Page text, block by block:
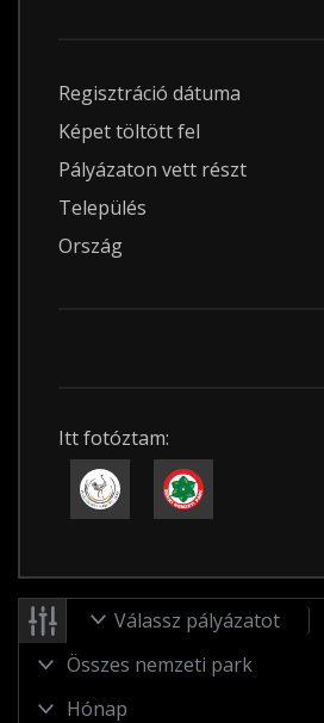
Regisztráció dátuma
Képet töltött fel
Pályázaton vett részt
Település
Ország
Itt fotóztam:
Válassz pályázatot